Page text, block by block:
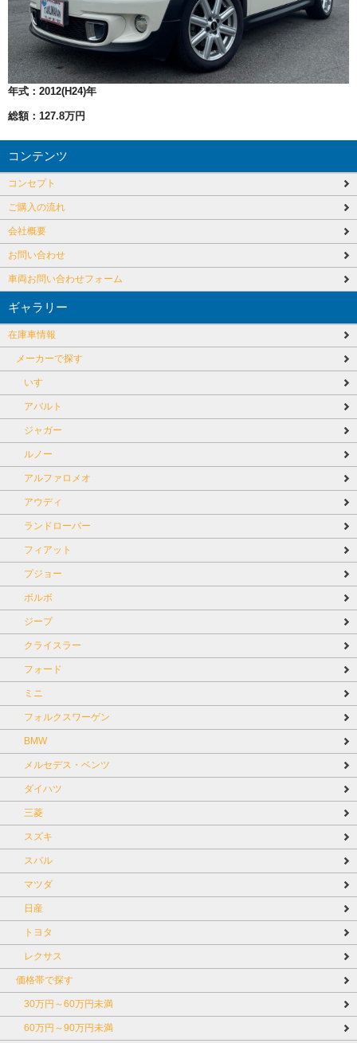
年式： 2012(H24)年
総額： 127.8万円
コンテンツ
コンセプト
ご購入の流れ
会社概要
お問い合わせ
車両お問い合わせフォーム
ギャラリー
在庫車情報
メーカーで探す
いすゞ
アバルト
ジャガー
ルノー
アルファロメオ
アウディ
ランドローバー
フィアット
プジョー
ボルボ
ジープ
クライスラー
フォード
ミニ
フォルクスワーゲン
BMW
メルセデス・ベンツ
ダイハツ
三菱
スズキ
スバル
マツダ
日産
トヨタ
レクサス
価格帯で探す
30万円～60万円未満
60万円～90万円未満